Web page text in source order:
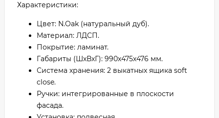
Характеристики:
Цвет: N.Oak (натуральный дуб).
Материал: ЛДСП.
Покрытие: ламинат.
Габариты (ШхВхГ): 990х475х476 мм.
Система хранения: 2 выкатных ящика soft
close.
Ручки: интегрированные в плоскости
фасада.